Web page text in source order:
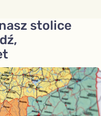
stolice